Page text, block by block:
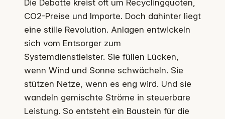
Die Debatte kreist oft um Recyclingquoten,
CO2-Preise und Importe. Doch dahinter liegt
eine stille Revolution. Anlagen entwickeln
sich vom Entsorger zum
Systemdienstleister. Sie füllen Lücken,
wenn Wind und Sonne schwächeln. Sie
stützen Netze, wenn es eng wird. Und sie
wandeln gemischte Ströme in steuerbare
Leistung. So entsteht ein Baustein für die